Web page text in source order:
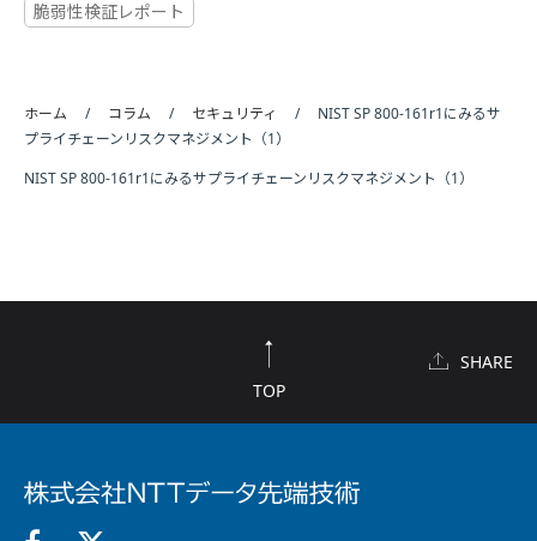
脆弱性検証レポート
ホーム コラム セキュリティ
NIST SP 800-161r1にみるサ
プライチェーンリスクマネジメント（1）
NIST SP 800-161r1にみるサプライチェーンリスクマネジメント（1）
TOP
SHARE